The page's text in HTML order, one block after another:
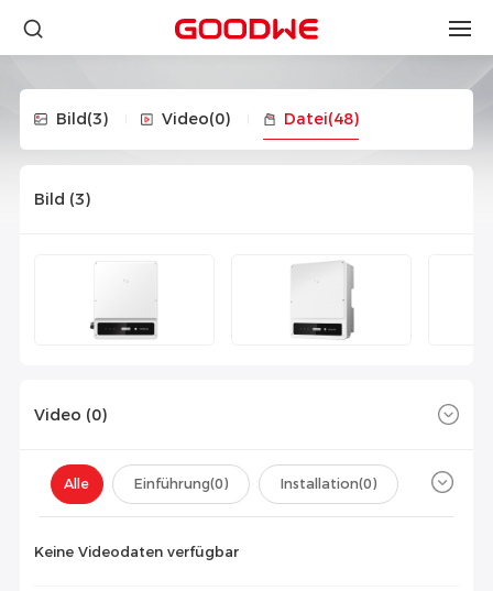
Bild(3) Video(0) Datei(48)
Bild (3)
Video (0)
Alle Einführung(0) Installation(0)
Keine Videodaten verfügbar